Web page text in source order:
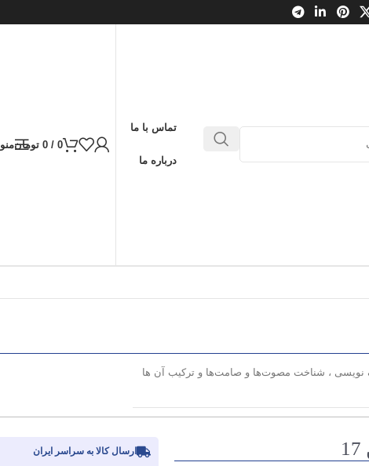
تماس با ما
درباره ما
0
/
0 تومانمنو
نویسی ، شناخت مصوت‌ها و صامت‌ها و ترکیب آن ها
ارسال کالا به سراسر ایران